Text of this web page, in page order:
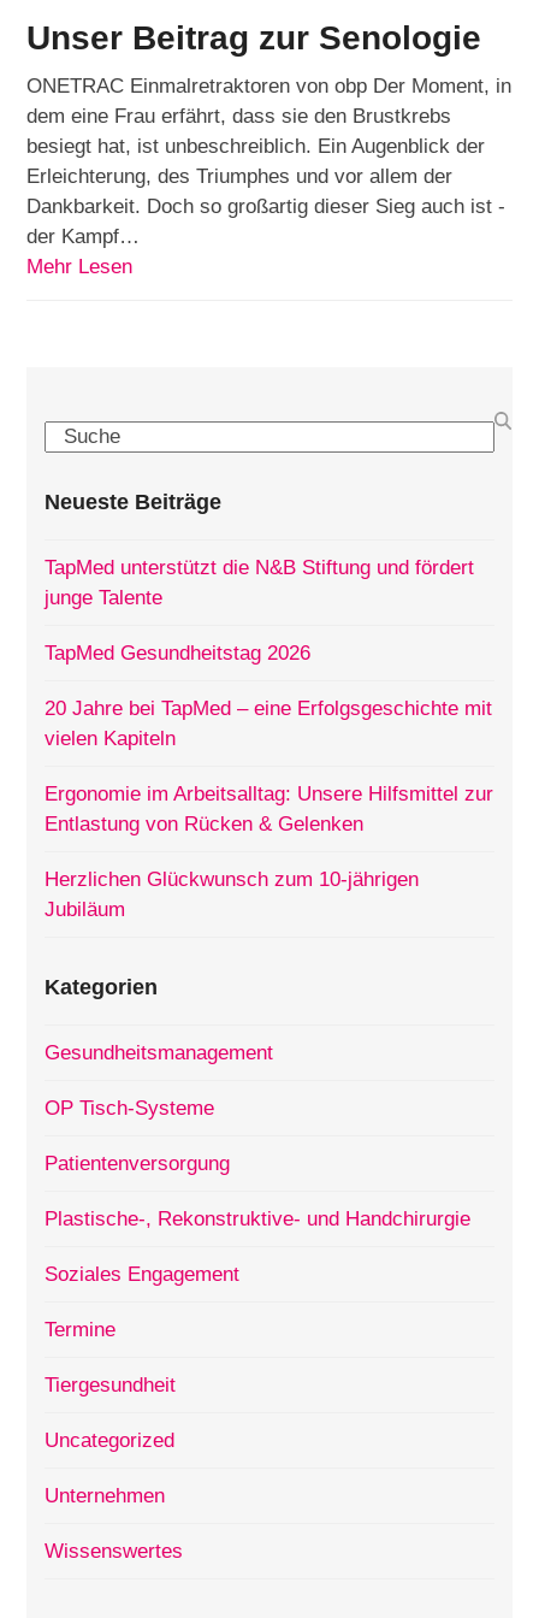
Unser Beitrag zur Senologie
ONETRAC Einmalretraktoren von obp Der Moment, in
dem eine Frau erfährt, dass sie den Brustkrebs
besiegt hat, ist unbeschreiblich. Ein Augenblick der
Erleichterung, des Triumphes und vor allem der
Dankbarkeit. Doch so großartig dieser Sieg auch ist -
der Kampf…
Mehr Lesen
Search
Neueste Beiträge
TapMed unterstützt die N&B Stiftung und fördert
junge Talente
TapMed Gesundheitstag 2026
20 Jahre bei TapMed – eine Erfolgsgeschichte mit
vielen Kapiteln
Ergonomie im Arbeitsalltag: Unsere Hilfsmittel zur
Entlastung von Rücken & Gelenken
Herzlichen Glückwunsch zum 10-jährigen
Jubiläum
Kategorien
Gesundheitsmanagement
OP Tisch-Systeme
Patientenversorgung
Plastische-, Rekonstruktive- und Handchirurgie
Soziales Engagement
Termine
Tiergesundheit
Uncategorized
Unternehmen
Wissenswertes